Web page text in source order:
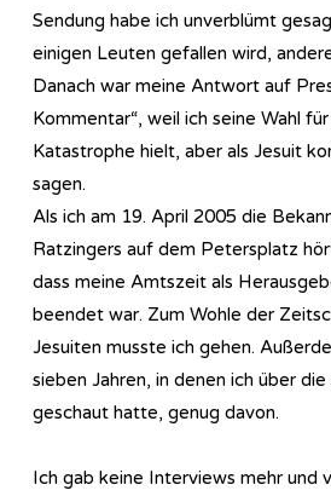
Sendung habe ich unverblümt
einigen Leuten gefallen wird,
Danach war meine Antwort auf
Kommentar“, weil ich seine Wahl
Katastrophe hielt, aber als Jesuit
sagen.
Als ich am 19. April 2005 die
Ratzingers auf dem Petersplatz
dass meine Amtszeit als
beendet war. Zum Wohle der
Jesuiten musste ich gehen.
sieben Jahren, in denen ich über
geschaut hatte, genug davon.
Ich gab keine Interviews mehr und